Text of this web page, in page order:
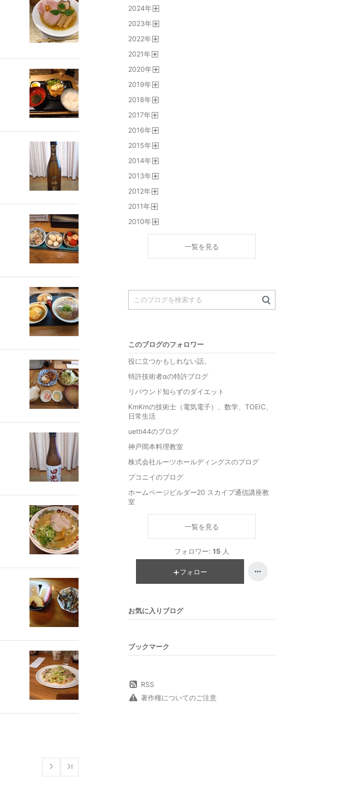
2024年
2023年
2022年
2021年
2020年
2019年
2018年
2017年
2016年
2015年
2014年
2013年
2012年
2011年
2010年
一覧を見る
このブログのフォロワー
役に立つかもしれない話。
特許技術者αの特許ブログ
リバウンド知らずのダイエット
KmKmの技術士（電気電子）、数学、TOEIC、
日常生活
uetti44のブログ
神戸岡本料理教室
株式会社ルーツホールディングスのブログ
プコニイのブログ
ホームページビルダー20 スカイプ通信講座教
室
一覧を見る
フォロワー: 15 人
フォロー
お気に入りブログ
ブックマーク
RSS
著作権についてのご注意